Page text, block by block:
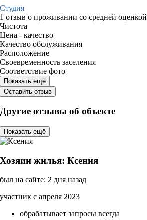
Студия
1 отзыв о проживании со средней оценкой
Чистота
Цена - качество
Качество обслуживания
Расположение
Своевременность заселения
Соответствие фото
Показать ещё
Оставить отзыв
Другие отзывы об объекте
Показать ещё
Хозяин жилья: Ксения
был на сайте: 2 дня назад
участник с апреля 2023
обрабатывает запросы всегда